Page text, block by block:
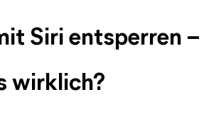
Siri entsperren –
wirklich?